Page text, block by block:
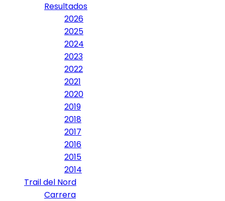
Resultados
2026
2025
2024
2023
2022
2021
2020
2019
2018
2017
2016
2015
2014
Trail del Nord
Carrera